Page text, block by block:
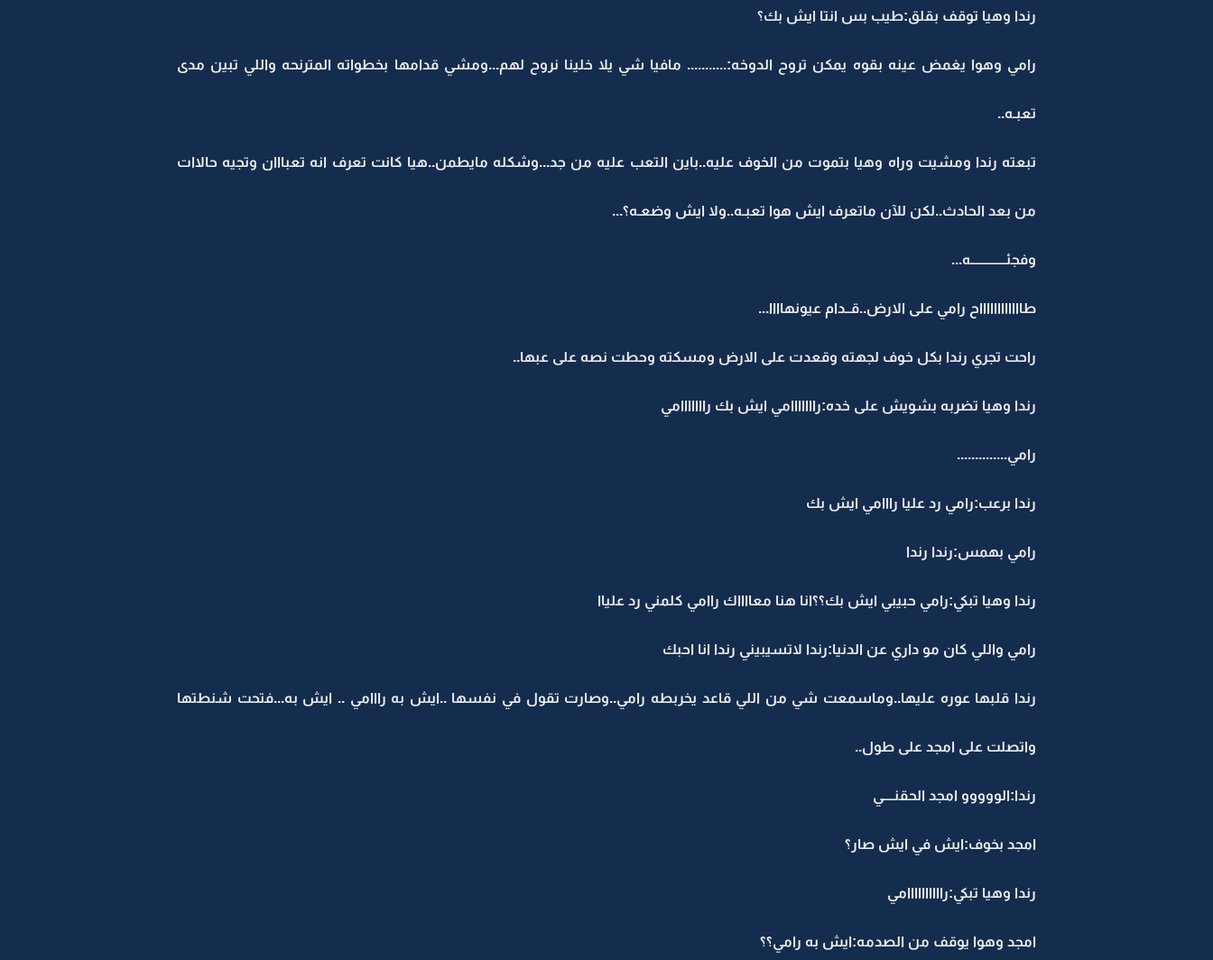
رندا وهيا توقف بقلق:طيب بس انتا ايش بك؟
رامي وهوا يغمض عينه بقوه يمكن تروح الدوخه:........... مافيا شي يلا خلينا نروح لهم...ومشي قدامها بخطواته المترنحه واللي تبين مدى
تعبـه..
تبعته رندا ومشيت وراه وهيا بتموت من الخوف عليه..باين التعب عليه من جد...وشكله مايطمن..هيا كانت تعرف انه تعبااان وتجيه حالاات
من بعد الحادث..لكن للآن ماتعرف ايش هوا تعبـه..ولا ايش وضعـه؟...
وفجئـــــــــــــه...
طااااااااااااح رامي على الارض..قــدام عيونهاااا...
راحت تجري رندا بكل خوف لجهته وقعدت على الارض ومسكته وحطت نصه على عبها..
رندا وهيا تضربه بشويش على خده:رااااااامي ايش بك رااااااامي
رامي..............
رندا برعب:رامي رد عليا رااامي ايش بك
رامي بهمس:رندا رندا
رندا وهيا تبكي:رامي حبيبي ايش بك؟؟انا هنا معااااك راامي كلمني رد علياا
رامي واللي كان مو داري عن الدنيا:رندا لاتسيبيني رندا انا احبك
رندا قلبها عوره عليها..وماسمعت شي من اللي قاعد يخربطه رامي..وصارت تقول في نفسها ..ايش به رااامي .. ايش به...فتحت شنطتها
واتصلت على امجد على طول..
رندا:الووووو امجد الحقنــــي
امجد بخوف:ايش في ايش صار؟
رندا وهيا تبكي:راااااااااامي
امجد وهوا يوقف من الصدمه:ايش به رامي؟؟